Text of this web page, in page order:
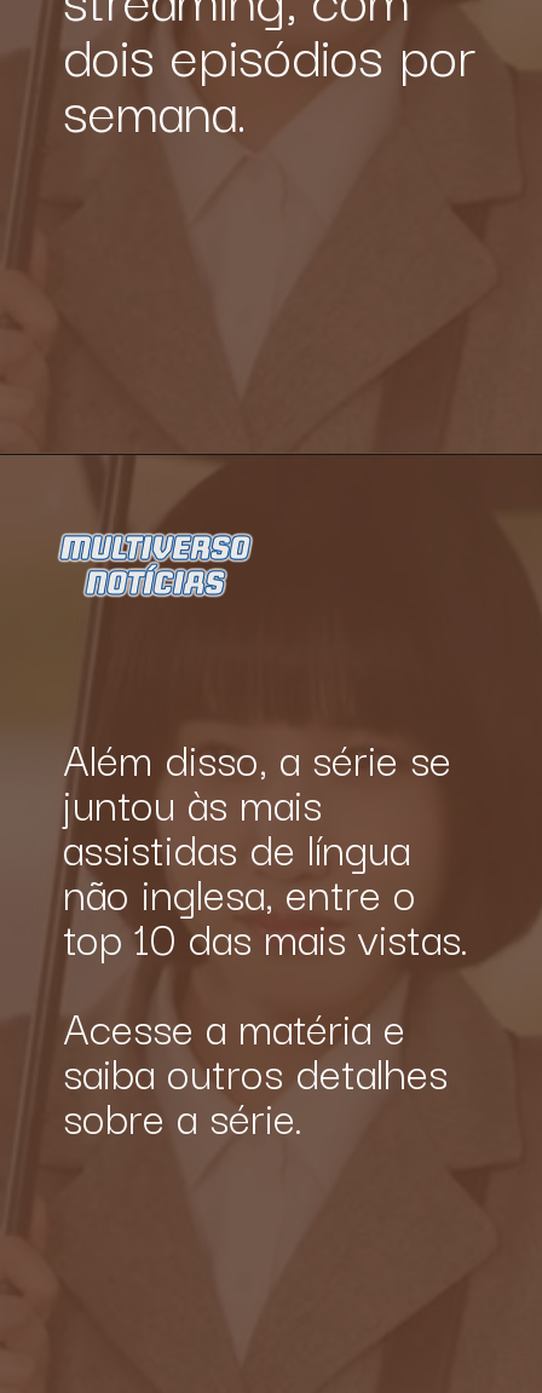
dois episódios por
semana.
Além disso, a série se
juntou às mais
assistidas de língua
não inglesa, entre o
top 10 das mais vistas.
Acesse a matéria e
saiba outros detalhes
sobre a série.